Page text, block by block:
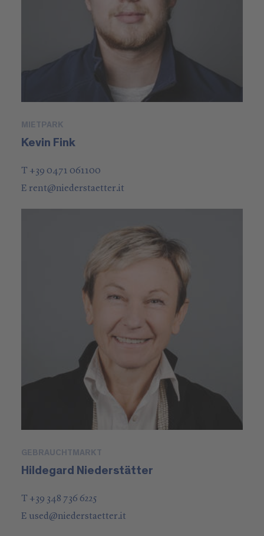
MIETPARK
Kevin Fink
T +39 0471 061100
E rent@niederstaetter.it
GEBRAUCHTMARKT
Hildegard Niederstätter
T +39 348 736 6225
E used@niederstaetter.it